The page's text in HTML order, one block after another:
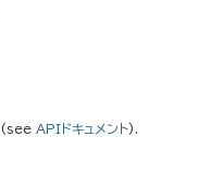
(see APIドキュメント).